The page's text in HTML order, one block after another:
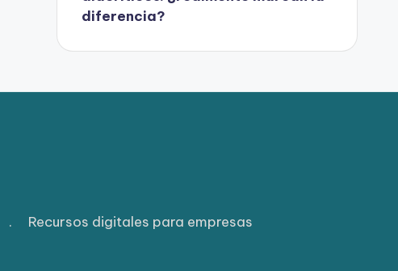
diferencia?
. Recursos digitales para empresas